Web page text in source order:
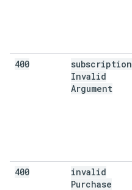
400
subscription
Invalid
Argument
400
invalid
Purchase